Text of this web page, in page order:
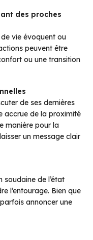
des proches
vie évoquent ou
peuvent être
ou une transition
de ses dernières
accrue de la proximité
manière pour la
un message clair
de l’état
l’entourage. Bien que
annoncer une